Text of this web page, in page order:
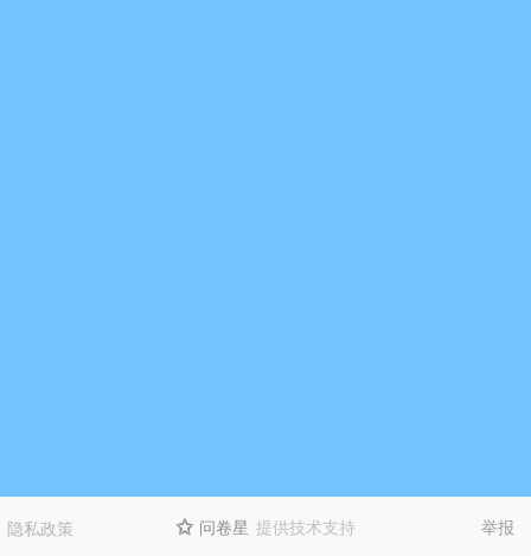
隐私政策  问卷星 提供技术支持 举报